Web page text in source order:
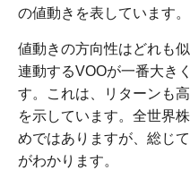
の値動きを表しています。
値動きの方向性はどれも
連動するVOOが一番大き
す。これは、リターンも
を示しています。全世界
めではありますが、総じ
がわかります。